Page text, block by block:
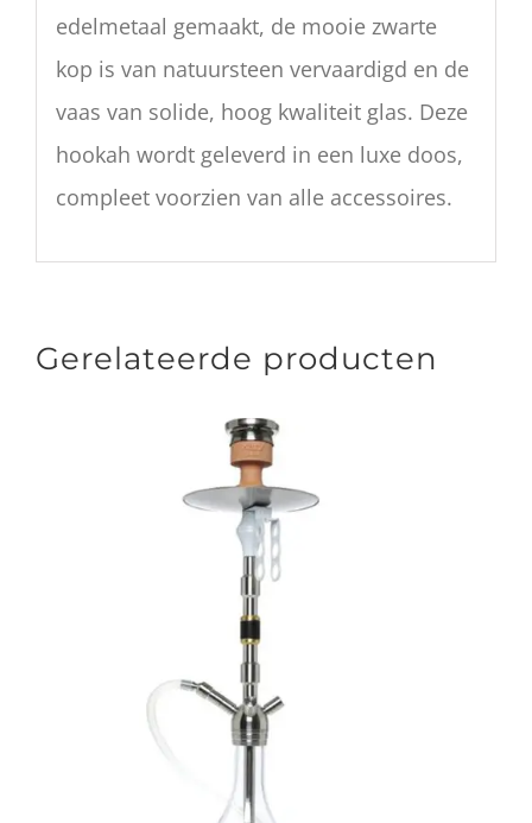
edelmetaal gemaakt, de mooie zwarte
kop is van natuursteen vervaardigd en de
vaas van solide, hoog kwaliteit glas. Deze
hookah wordt geleverd in een luxe doos,
compleet voorzien van alle accessoires.
Gerelateerde producten